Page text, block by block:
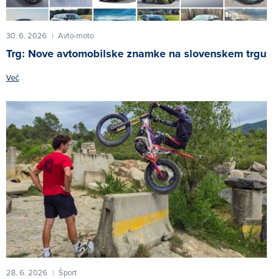
30. 6. 2026 | Avto-moto
Trg: Nove avtomobilske znamke na slovenskem trgu
Več
28. 6. 2026 | Šport